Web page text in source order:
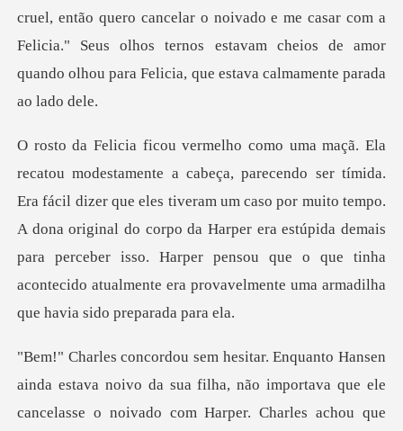
cruel, então quero cancelar o noivado e me casar com a
Felicia." Seus olhos terno
er que eles tiveram um caso por muito tempo.
A dona original do corpo da Harper era estúpida demais
para perceber isso.
ou que